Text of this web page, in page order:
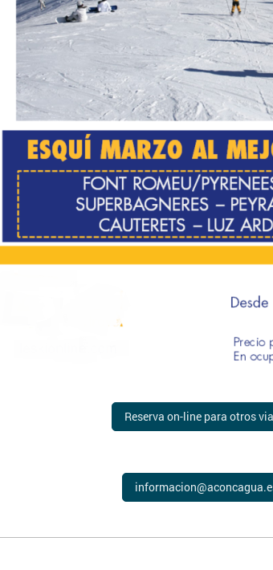
Reserva on-line para otros